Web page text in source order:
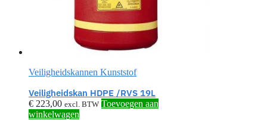
Veiligheidskannen Kunststof
Veiligheidskan HDPE /RVS 19L
€ 223,00 excl. BTW Toevoegen aan
winkelwagen